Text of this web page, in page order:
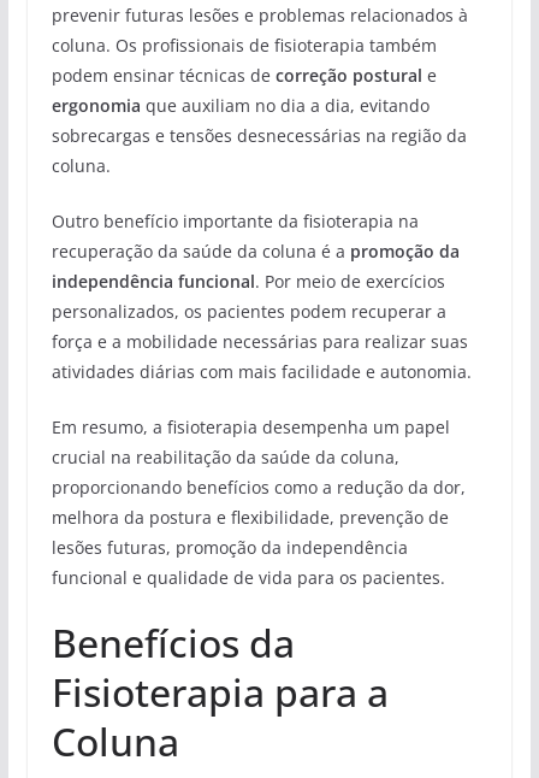
prevenir futuras lesões e problemas relacionados à
coluna. Os profissionais de fisioterapia também
podem ensinar técnicas de correção postural e
ergonomia que auxiliam no dia a dia, evitando
sobrecargas e tensões desnecessárias na região da
coluna.
Outro benefício importante da fisioterapia na
recuperação da saúde da coluna é a promoção da
independência funcional. Por meio de exercícios
personalizados, os pacientes podem recuperar a
força e a mobilidade necessárias para realizar suas
atividades diárias com mais facilidade e autonomia.
Em resumo, a fisioterapia desempenha um papel
crucial na reabilitação da saúde da coluna,
proporcionando benefícios como a redução da dor,
melhora da postura e flexibilidade, prevenção de
lesões futuras, promoção da independência
funcional e qualidade de vida para os pacientes.
Benefícios da
Fisioterapia para a
Coluna